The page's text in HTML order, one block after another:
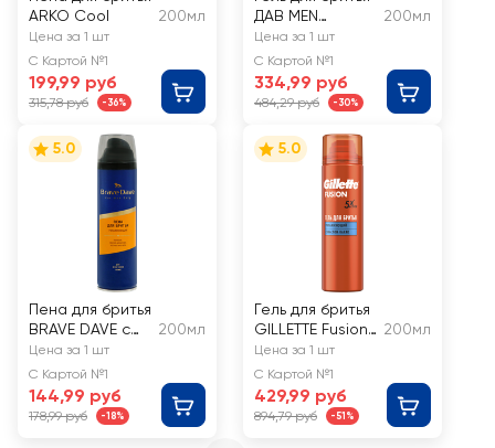
ARKO Cool
200мл
Цена за 1 шт
С Картой №1
199,99 руб
315,78 руб -36%
ДАВ MEN
Увлажняющий и
успокаивающий
для
чувствительной
кожи
200мл
Цена за 1 шт
С Картой №1
334,99 руб
484,29 руб -30%
5.0
Пена для бритья
BRAVE DAVE с
увлажняющим
эффектом
200мл
Цена за 1 шт
С Картой №1
144,99 руб
178,99 руб -18%
5.0
Гель для бритья
GILLETTE Fusion5
Ultra Moisturizing
увлажнение
200мл
Цена за 1 шт
С Картой №1
429,99 руб
894,79 руб -51%